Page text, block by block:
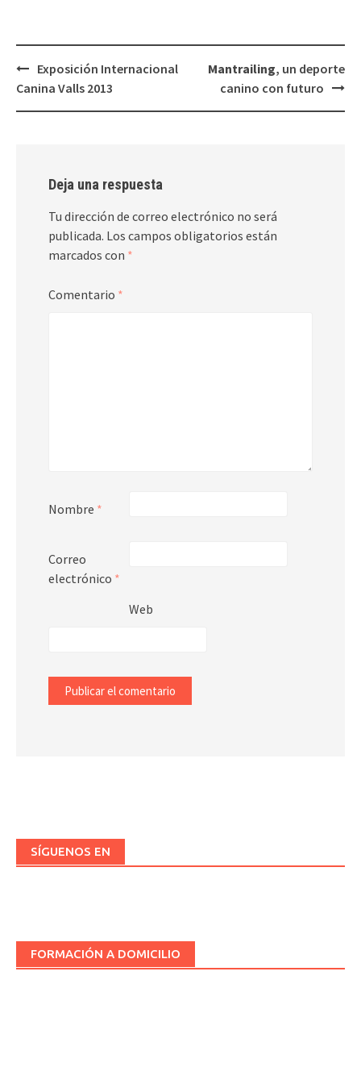
Navegación
de
entradas
Exposición Internacional
Canina Valls 2013
Mantrailing, un deporte
canino con futuro
Deja una respuesta
Tu dirección de correo electrónico no será
publicada. Los campos obligatorios están
marcados con *
Comentario *
Nombre *
Correo
electrónico *
Web
SÍGUENOS EN
FORMACIÓN A DOMICILIO